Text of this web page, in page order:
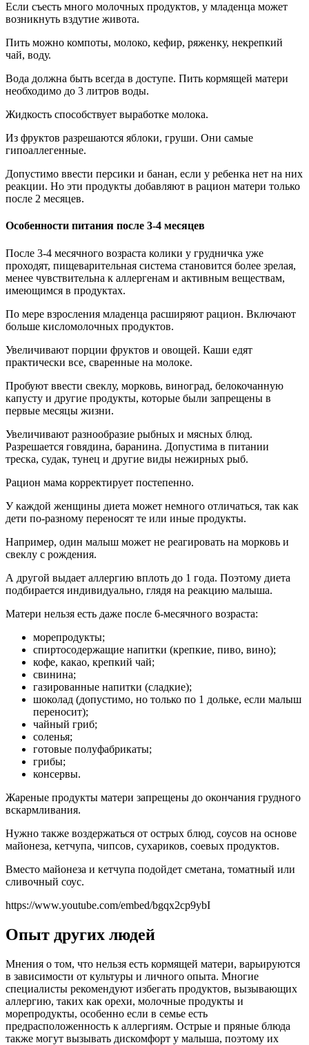
Если съесть много молочных продуктов, у младенца может
возникнуть вздутие живота.
Пить можно компоты, молоко, кефир, ряженку, некрепкий
чай, воду.
Вода должна быть всегда в доступе. Пить кормящей матери
необходимо до 3 литров воды.
Жидкость способствует выработке молока.
Из фруктов разрешаются яблоки, груши. Они самые
гипоаллегенные.
Допустимо ввести персики и банан, если у ребенка нет на них
реакции. Но эти продукты добавляют в рацион матери только
после 2 месяцев.
Особенности питания после 3-4 месяцев
После 3-4 месячного возраста колики у грудничка уже
проходят, пищеварительная система становится более зрелая,
менее чувствительна к аллергенам и активным веществам,
имеющимся в продуктах.
По мере взросления младенца расширяют рацион. Включают
больше кисломолочных продуктов.
Увеличивают порции фруктов и овощей. Каши едят
практически все, сваренные на молоке.
Пробуют ввести свеклу, морковь, виноград, белокочанную
капусту и другие продукты, которые были запрещены в
первые месяцы жизни.
Увеличивают разнообразие рыбных и мясных блюд.
Разрешается говядина, баранина. Допустима в питании
треска, судак, тунец и другие виды нежирных рыб.
Рацион мама корректирует постепенно.
У каждой женщины диета может немного отличаться, так как
дети по-разному переносят те или иные продукты.
Например, один малыш может не реагировать на морковь и
свеклу с рождения.
А другой выдает аллергию вплоть до 1 года. Поэтому диета
подбирается индивидуально, глядя на реакцию малыша.
Матери нельзя есть даже после 6-месячного возраста:
морепродукты;
спиртосодержащие напитки (крепкие, пиво, вино);
кофе, какао, крепкий чай;
свинина;
газированные напитки (сладкие);
шоколад (допустимо, но только по 1 дольке, если малыш
переносит);
чайный гриб;
соленья;
готовые полуфабрикаты;
грибы;
консервы.
Жареные продукты матери запрещены до окончания грудного
вскармливания.
Нужно также воздержаться от острых блюд, соусов на основе
майонеза, кетчупа, чипсов, сухариков, соевых продуктов.
Вместо майонеза и кетчупа подойдет сметана, томатный или
сливочный соус.
https://www.youtube.com/embed/bgqx2cp9ybI
Опыт других людей
Мнения о том, что нельзя есть кормящей матери, варьируются
в зависимости от культуры и личного опыта. Многие
специалисты рекомендуют избегать продуктов, вызывающих
аллергию, таких как орехи, молочные продукты и
морепродукты, особенно если в семье есть
предрасположенность к аллергиям. Острые и пряные блюда
также могут вызывать дискомфорт у малыша, поэтому их